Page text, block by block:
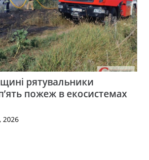
рятувальники
пожеж в екосистемах
2026